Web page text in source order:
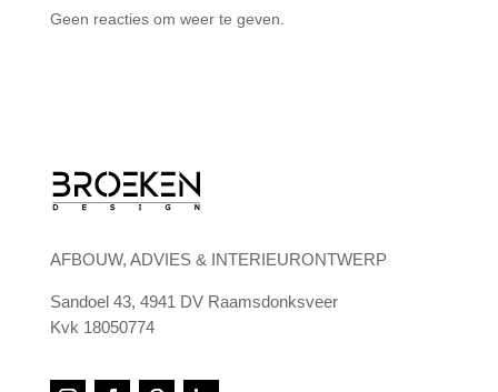
Geen reacties om weer te geven.
AFBOUW, ADVIES & INTERIEURONTWERP
Sandoel 43, 4941 DV Raamsdonksveer
Kvk 18050774